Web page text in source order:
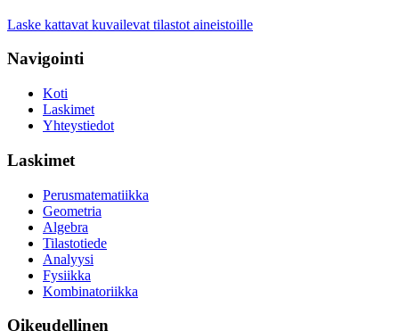
Laske kattavat kuvailevat tilastot aineistoille
Navigointi
Koti
Laskimet
Yhteystiedot
Laskimet
Perusmatematiikka
Geometria
Algebra
Tilastotiede
Analyysi
Fysiikka
Kombinatoriikka
Oikeudellinen